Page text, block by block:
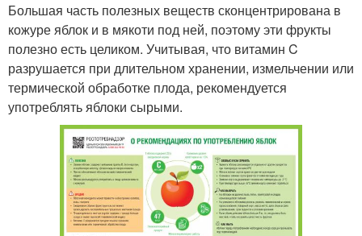
Большая часть полезных веществ сконцентрирована в
кожуре яблок и в мякоти под ней, поэтому эти фрукты
полезно есть целиком. Учитывая, что витамин C
разрушается при длительном хранении, измельчении или
термической обработке плода, рекомендуется
употреблять яблоки сырыми.